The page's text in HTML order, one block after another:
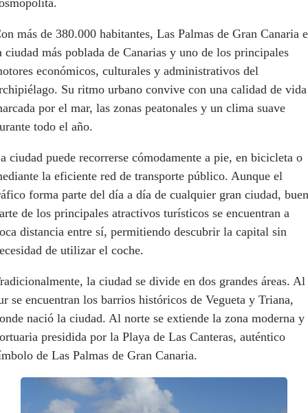
más de 380.000 habitantes, Las Palmas de Gran Canaria
ciudad más poblada de Canarias y uno de los principales
económicos, culturales y administrativos del
Su ritmo urbano convive con una calidad de vida
por el mar, las zonas peatonales y un clima suave
todo el año.
ciudad puede recorrerse cómodamente a pie, en bicicleta o
la eficiente red de transporte público. Aunque el
forma parte del día a día de cualquier gran ciudad,
de los principales atractivos turísticos se encuentran a
distancia entre sí, permitiendo descubrir la capital sin
de utilizar el coche.
la ciudad se divide en dos grandes áreas. Al
se encuentran los barrios históricos de Vegueta y Triana,
nació la ciudad. Al norte se extiende la zona moderna y
presidida por la Playa de Las Canteras, auténtico
de Las Palmas de Gran Canaria.